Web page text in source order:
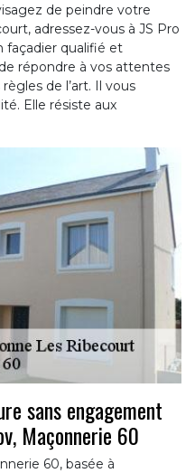
de peindre votre
adressez-vous à JS Pro
façadier qualifié et
répondre à vos attentes
de l’art. Il vous
Elle résiste aux
sans engagement
Maçonnerie 60
60, basée à